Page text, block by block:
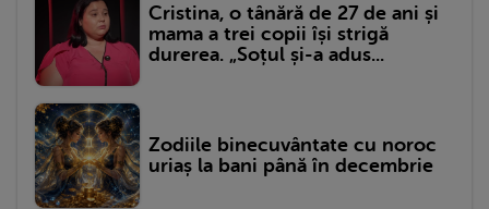
Cristina, o tânără de 27 de ani și
mama a trei copii își strigă
durerea. „Soțul și-a adus...
Zodiile binecuvântate cu noroc
uriaș la bani până în decembrie